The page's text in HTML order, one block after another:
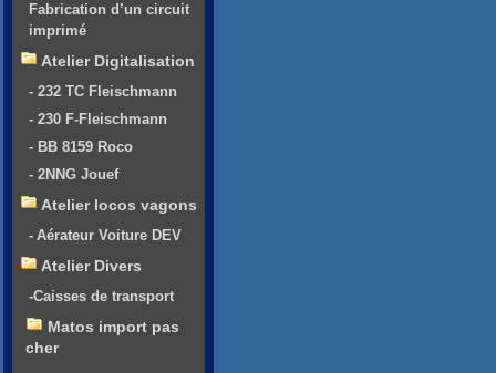
Fabrication d’un circuit
imprimé
Atelier Digitalisation
- 232 TC Fleischmann
- 230 F-Fleischmann
- BB 8159 Roco
- 2NNG Jouef
Atelier locos vagons
- Aérateur Voiture DEV
Atelier Divers
-Caisses de transport
Matos import pas
cher